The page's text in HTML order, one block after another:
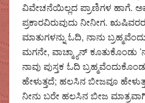
ವಿವೇಚನೆಯಿಲ್ಲದ ಪ್ರಾಣಿಗಳ ಹಾಗೆ.
ಪ್ರಕಾರವಿರುವುದು ನೀನೀಗ.
ಮಾತುಗಳನ್ನು ಓದಿ, ನಾನು
ಮಗನೇ, ವಾಚ್ಮ್ಯಾನ್ ಕೂತುಕೊಂಡು
ನಾವು ಪುಸ್ತಕ ಓದಿ
ಹೇಳುತ್ತದೆ; ಹಲಸಿನ ಬೀಜವೂ
ನೀನು ಬರೇ ಹಲಸಿನ ಬೀಜ